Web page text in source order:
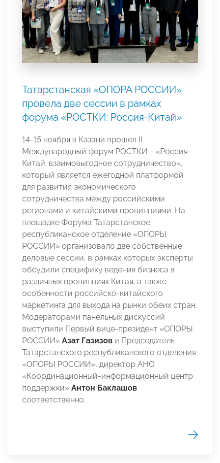
Татарстанская «ОПОРА РОССИИ»
провела две сессии в рамках
форума «РОСТКИ: Россия-Китай»
14-15 ноября в Казани прошел II
Международный форум РОСТКИ – «Россия-
Китай: взаимовыгодное сотрудничество»,
который является ежегодной платформой
для развития экономического
сотрудничества между российскими
регионами и китайскими провинциями. На
площадке Форума Татарстанское
республиканское отделение «ОПОРЫ
РОССИИ» организовало две собственные
деловые сессии, в рамках которых эксперты
обсудили специфику ведения бизнеса в
различных провинциях Китая, а также
особенности российско-китайского
маркетинга для выхода на рынки обеих стран.
Модераторами панельных дискуссий
выступили Первый вице-президент «ОПОРЫ
РОССИИ» Азат Газизов и Председатель
Татарстанского республиканского отделения
«ОПОРЫ РОССИИ», директор АНО
«Координационный-информационный центр
поддержки» Антон Баклашов
соответственно.